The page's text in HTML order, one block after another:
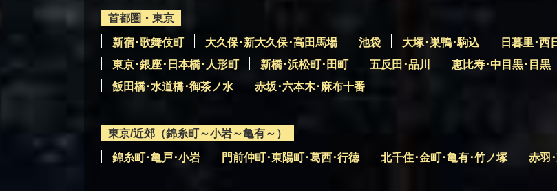
首都圏・東京
新宿･歌舞伎町 大久保･新大久保･高田馬場 池袋 大塚･巣鴨･駒込 日暮里･西
東京･銀座･日本橋･人形町
新橋･浜松町･田町 五反田･品川 恵比寿･中目黒･目黒
飯田橋･水道橋･御茶ノ水
赤坂･六本木･麻布十番
東京/近郊（錦糸町～小岩～亀有～）
錦糸町･亀戸･小岩 門前仲町･東陽町･葛西･行徳 北千住･金町･亀有･竹ノ塚 赤羽